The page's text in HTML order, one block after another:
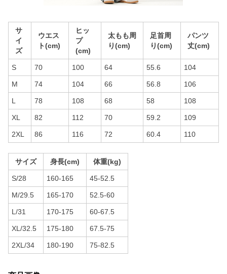
サ
イ
ズ
ウエス
ト(cm)
ヒッ
プ
(cm)
太もも周
り(cm)
足首周
り(cm)
パンツ
丈(cm)
S 70 100 64 55.6 104
M 74 104 66 56.8 106
L 78 108 68 58 108
XL 82 112 70 59.2 109
2XL 86 116 72 60.4 110
サイズ 身長(cm) 体重(kg)
S/28 160-165 45-52.5
M/29.5 165-170 52.5-60
L/31 170-175 60-67.5
XL/32.5 175-180 67.5-75
2XL/34 180-190 75-82.5